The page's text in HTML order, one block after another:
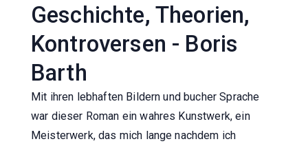
Geschichte, Theorien,
Kontroversen - Boris
Barth
Mit ihren lebhaften Bildern und bucher Sprache
war dieser Roman ein wahres Kunstwerk, ein
Meisterwerk, das mich lange nachdem ich